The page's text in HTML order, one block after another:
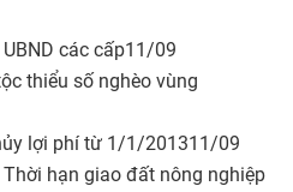
các cấp11/09
thiểu số nghèo vùng
lợi phí từ 1/1/201311/09
hạn giao đất nông nghiệp